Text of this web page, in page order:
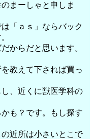
まーしゃと申しま
「ａｓ」ならバック
からだと思います。
教えて下されば買っ
、近くに獣医学科の
も？です。もし探す
近所は小さいとこで